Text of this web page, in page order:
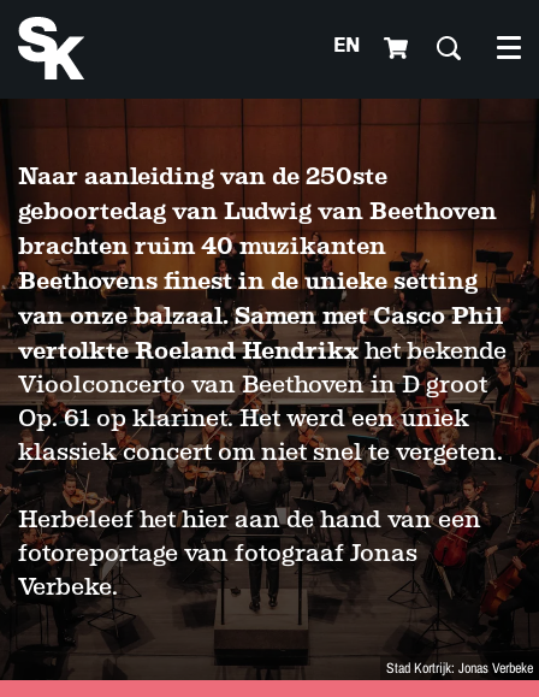
EN
Stad Kortrijk: Jonas Verbeke
Naar aanleiding van de 250ste
geboortedag van Ludwig van Beethoven
brachten ruim 40 muzikanten
Beethovens finest in de unieke setting
van onze balzaal. Samen met Casco Phil
vertolkte Roeland Hendrikxhet bekende
Vioolconcerto van Beethoven in D groot
Op. 61 op klarinet. Het werd een uniek
klassiek concert om niet snel te vergeten.
Herbeleef het hier aan de hand van een
fotoreportage van fotograaf Jonas
Verbeke.